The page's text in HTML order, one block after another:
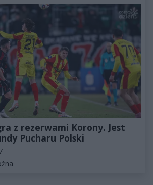
z rezerwami Korony. Jest
Pucharu Polski